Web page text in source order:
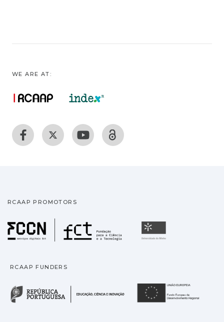
WE ARE AT:
RCAAP PROMOTORS
Fundação para a
RCAAP FUNDERS
República Portuguesa